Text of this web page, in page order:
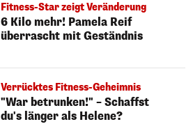
Fitness-Star zeigt Veränderung
6 Kilo mehr! Pamela Reif
überrascht mit Geständnis
Verrücktes Fitness-Geheimnis
"War betrunken!" – Schaffst
du's länger als Helene?